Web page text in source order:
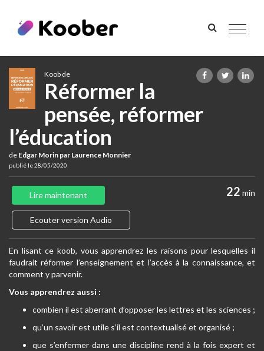
Toggle
Koob de
Réformer la
pensée, réformer
l’éducation
de Edgar Morin par Laurence Monnier
publié le 28/05/2020
22 min
Lire maintenant
Ecouter version Audio
En lisant ce koob, vous apprendrez les raisons pour lesquelles il
faudrait réformer l’enseignement et l’accès à la connaissance, et
comment y parvenir.
Vous apprendrez aussi :
combien il est aberrant d’opposer les lettres et les sciences ;
qu’un savoir est utile s’il est contextualisé et organisé ;
que s’enfermer dans une discipline rend à la fois expert et